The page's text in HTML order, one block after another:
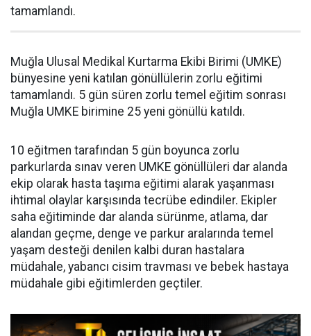
tamamlandı.
Muğla Ulusal Medikal Kurtarma Ekibi Birimi (UMKE)
bünyesine yeni katılan gönüllülerin zorlu eğitimi
tamamlandı. 5 gün süren zorlu temel eğitim sonrası
Muğla UMKE birimine 25 yeni gönüllü katıldı.
10 eğitmen tarafından 5 gün boyunca zorlu
parkurlarda sınav veren UMKE gönüllüleri dar alanda
ekip olarak hasta taşıma eğitimi alarak yaşanması
ihtimal olaylar karşısında tecrübe edindiler. Ekipler
saha eğitiminde dar alanda sürünme, atlama, dar
alandan geçme, denge ve parkur aralarında temel
yaşam desteği denilen kalbi duran hastalara
müdahale, yabancı cisim travması ve bebek hastaya
müdahale gibi eğitimlerden geçtiler.